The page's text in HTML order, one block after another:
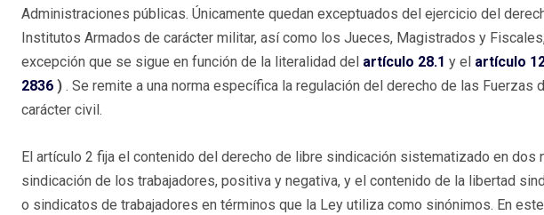
Administraciones públicas. Únicamente quedan exceptuados del ejercicio del
Institutos Armados de carácter militar, así como los Jueces, Magistrados y
excepción que se sigue en función de la literalidad del artículo 28.1 y el artículo
2836 ) . Se remite a una norma específica la regulación del derecho de las Fuerzas
carácter civil.
El artículo 2 fija el contenido del derecho de libre sindicación sistematizado en dos
sindicación de los trabajadores, positiva y negativa, y el contenido de la libertad
o sindicatos de trabajadores en términos que la Ley utiliza como sinónimos. En